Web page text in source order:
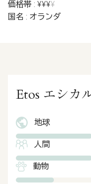
価格帯 : ¥¥¥¥
国名 : オランダ
Etos エシカ
地球
人間
動物